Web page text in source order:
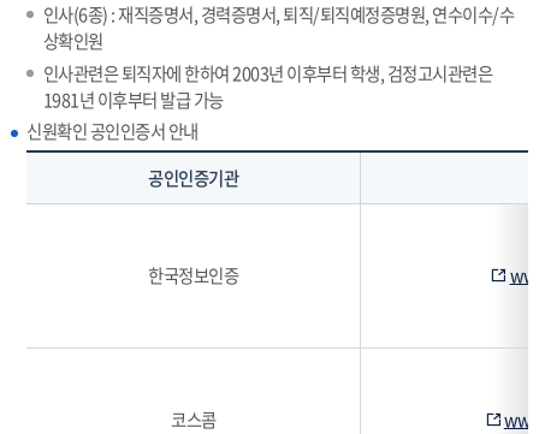
인사(6종) : 재직증명서, 경력증명서, 퇴직/퇴직예정증명원, 연수이수/수
상확인원
인사관련은 퇴직자에 한하여 2003년 이후부터 학생, 검정고시관련은
1981년 이후부터 발급 가능
신원확인 공인인증서 안내
인
공인인증기관
한국정보인증
코스콤